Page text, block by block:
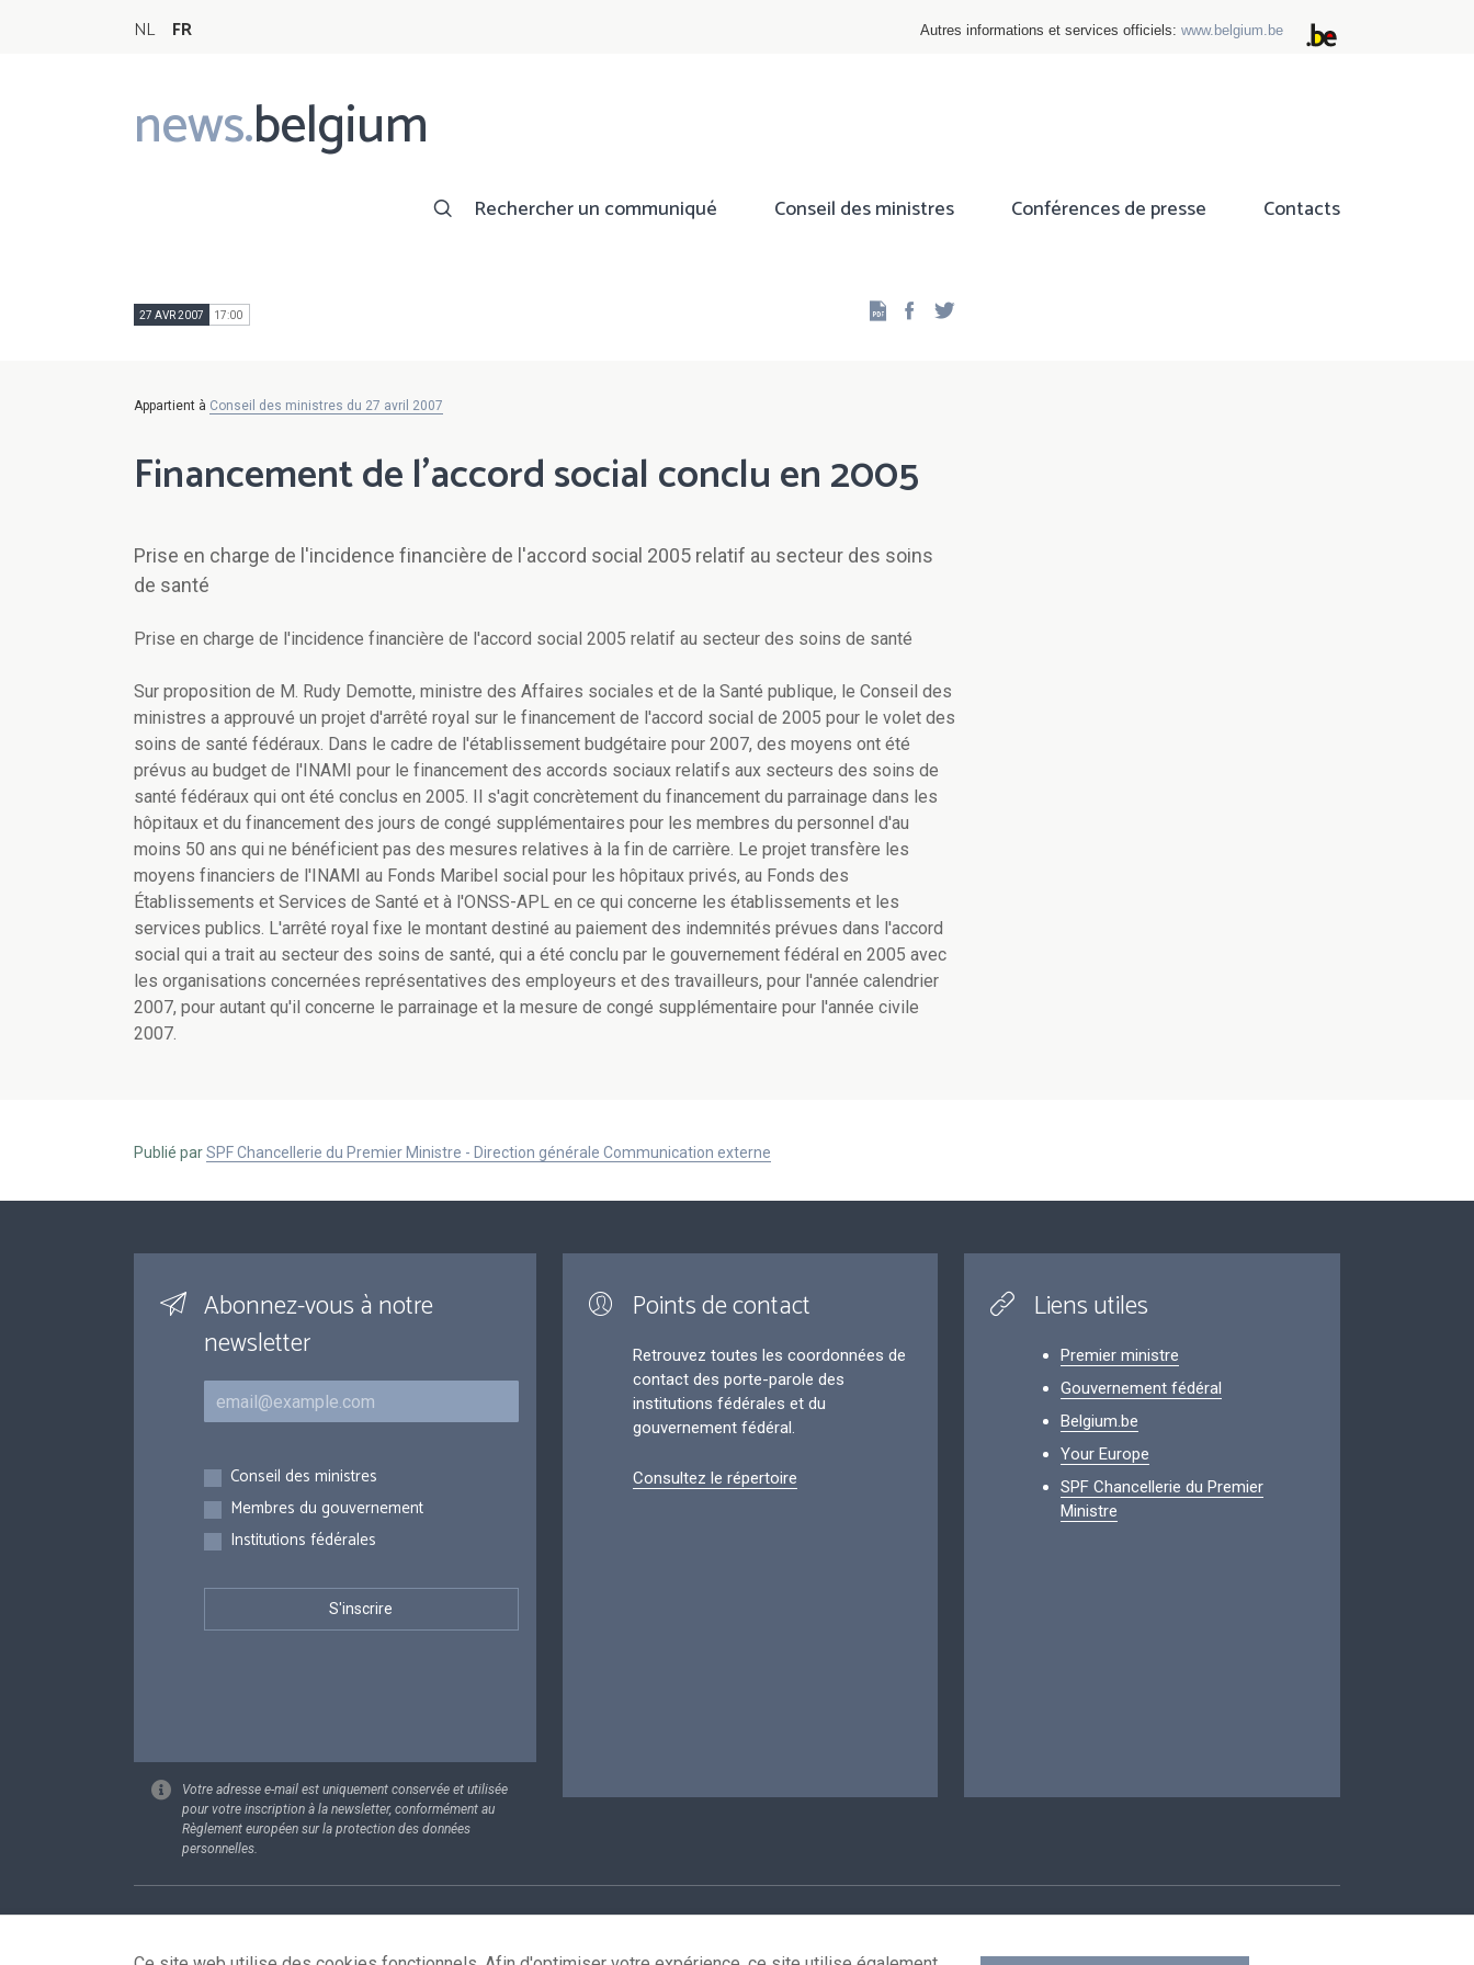
NL FR Autres informations et services officiels: www.belgium.be
news.belgium
Main
navigation
Rechercher un communiqué Conseil des ministres Conférences de presse Contacts
27 AVR 2007 17:00 Facebook
Appartient à Conseil des ministres du 27 avril 2007
Financement de l'accord social conclu en 2005
Prise en charge de l'incidence financière de l'accord social 2005 relatif au secteur des soins
de santé
Prise en charge de l'incidence financière de l'accord social 2005 relatif au secteur des soins de santé
Sur proposition de M. Rudy Demotte, ministre des Affaires sociales et de la Santé publique, le Conseil des
ministres a approuvé un projet d'arrêté royal sur le financement de l'accord social de 2005 pour le volet des
soins de santé fédéraux. Dans le cadre de l'établissement budgétaire pour 2007, des moyens ont été
prévus au budget de l'INAMI pour le financement des accords sociaux relatifs aux secteurs des soins de
santé fédéraux qui ont été conclus en 2005. Il s'agit concrètement du financement du parrainage dans les
hôpitaux et du financement des jours de congé supplémentaires pour les membres du personnel d'au
moins 50 ans qui ne bénéficient pas des mesures relatives à la fin de carrière. Le projet transfère les
moyens financiers de l'INAMI au Fonds Maribel social pour les hôpitaux privés, au Fonds des
Établissements et Services de Santé et à l'ONSS-APL en ce qui concerne les établissements et les
services publics. L'arrêté royal fixe le montant destiné au paiement des indemnités prévues dans l'accord
social qui a trait au secteur des soins de santé, qui a été conclu par le gouvernement fédéral en 2005 avec
les organisations concernées représentatives des employeurs et des travailleurs, pour l'année calendrier
2007, pour autant qu'il concerne le parrainage et la mesure de congé supplémentaire pour l'année civile
2007.
Publié parSPF Chancellerie du Premier Ministre - Direction générale Communication externe
Abonnez-vous à notre
newsletter
Courriel
Inscriptions
Conseil des ministres
Membres du gouvernement
Institutions fédérales
Votre adresse e-mail est uniquement conservée et utilisée
pour votre inscription à la newsletter, conformément au
Règlement européen sur la protection des données
personnelles.
Points de contact
Retrouvez toutes les coordonnées de
contact des porte-parole des
institutions fédérales et du
gouvernement fédéral.
Consultez le répertoire
Liens utiles
Premier ministre
Gouvernement fédéral
Belgium.be
Your Europe
SPF Chancellerie du Premier
Ministre